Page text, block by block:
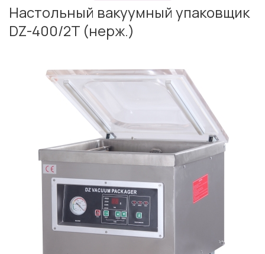
Настольный вакуумный упаковщик
DZ-400/2T (нерж.)